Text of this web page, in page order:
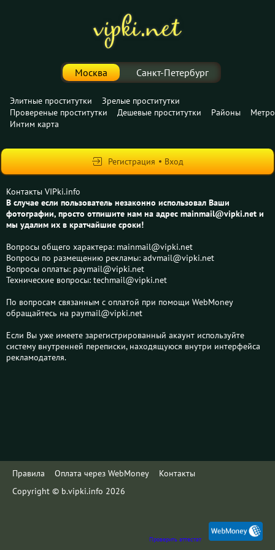
Москва Санкт-Петербург
Элитные проститутки
Зрелые проститутки
Провереные проститутки
Дешевые проститутки Районы
Метро
Интим карта
Регистрация Вход
Контакты VIPki.info
В случае если пользователь незаконно использовал Ваши
фотографии, просто отпишите нам на адрес mainmail@vipki.net и
мы удалим их в кратчайшие сроки!
Вопросы общего характера: mainmail@vipki.net
Вопросы по размещению рекламы: advmail@vipki.net
Вопросы оплаты: paymail@vipki.net
Технические вопросы: techmail@vipki.net
По вопросам связанным с оплатой при помощи WebMoney
обращайтесь на paymail@vipki.net
Если Вы уже имеете зарегистрированный акаунт используйте
систему внутренней переписки, находящуюся внутри интерфейса
рекламодателя.
Правила Оплата через WebMoney
Контакты
Copyright © b.vipki.info 2026
Проверить аттестат